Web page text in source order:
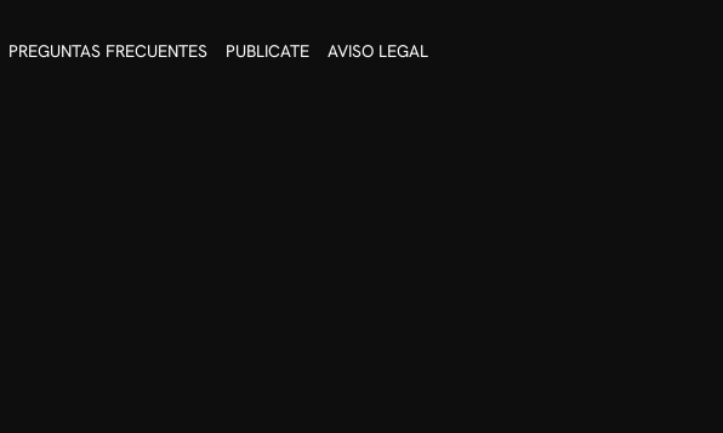
PREGUNTAS FRECUENTES PUBLICATE AVISO LEGAL